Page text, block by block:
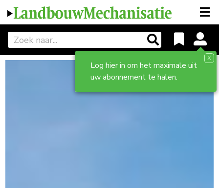
Log hier in om het maximale uit
uw abonnement te halen.
X